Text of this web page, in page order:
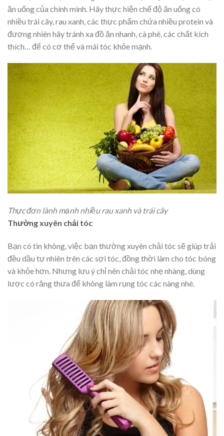
ăn uống của chính mình. Hãy thực hiện chế độ ăn uống có
nhiều trái cây, rau xanh, các thực phẩm chứa nhiều protein và
đương nhiên hãy tránh xa đồ ăn nhanh, cà phê, các chất kích
thích… để có cơ thể và mái tóc khỏe mạnh.
Thực đơn lành mạnh nhiều rau xanh và trái cây
Thường xuyên chải tóc
Bạn có tin không, việc bạn thường xuyên chải tóc sẽ giúp trải
đều dầu tự nhiên trên các sợi tóc, đồng thời làm cho tóc bóng
và khỏe hơn. Nhưng lưu ý chỉ nên chải tóc nhẹ nhàng, dùng
lược có răng thưa để không làm rụng tóc các nàng nhé.